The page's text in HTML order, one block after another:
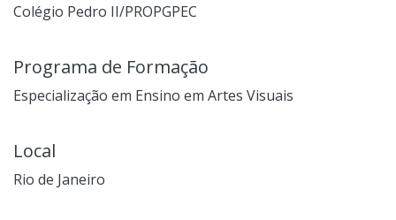
Colégio Pedro II/PROPGPEC
Programa de Formação
Especialização em Ensino em Artes Visuais
Local
Rio de Janeiro